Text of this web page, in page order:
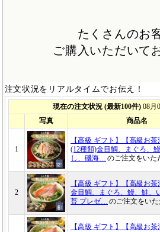
たくさんのお
ご購入いただいて
注文状況をリアルタイムでお伝え！